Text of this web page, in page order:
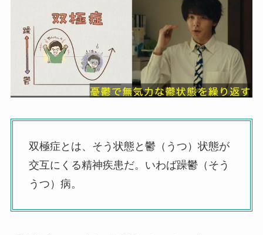
双極症とは、そう状態と鬱（うつ）状態が
交互にくる精神疾患だ。いわば躁鬱（そう
うつ）病。